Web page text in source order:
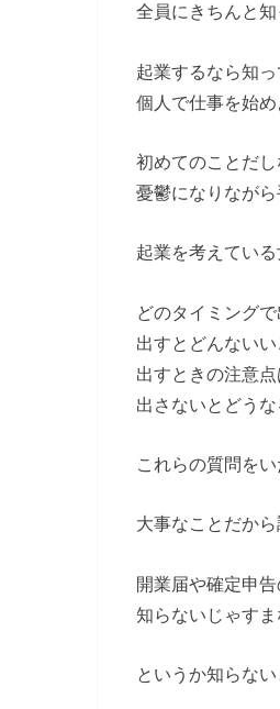
全員にきちんと
起業するなら知
個人で仕事を始
初めてのことだ
憂鬱になりなが
起業を考えてい
どのタイミング
出すとどんない
出すときの注意点
出さないとどうな
これらの質問を
大事なことだか
開業届や確定申
知らないじゃすま
というか知らな